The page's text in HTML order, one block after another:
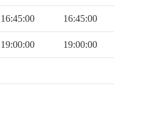
16:45:00 16:45:00
19:00:00 19:00:00